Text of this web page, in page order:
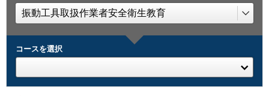
コースを選択